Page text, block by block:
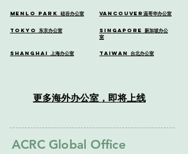
Menlo Park 硅谷办公室
Tokyo 东京办公室
Shanghai 上海办公室
Vancouver温哥华办公室
Singapore 新加坡办公
室
Taiwan 台北办公室
更多海外办公室，即将上线
ACRC Global Office